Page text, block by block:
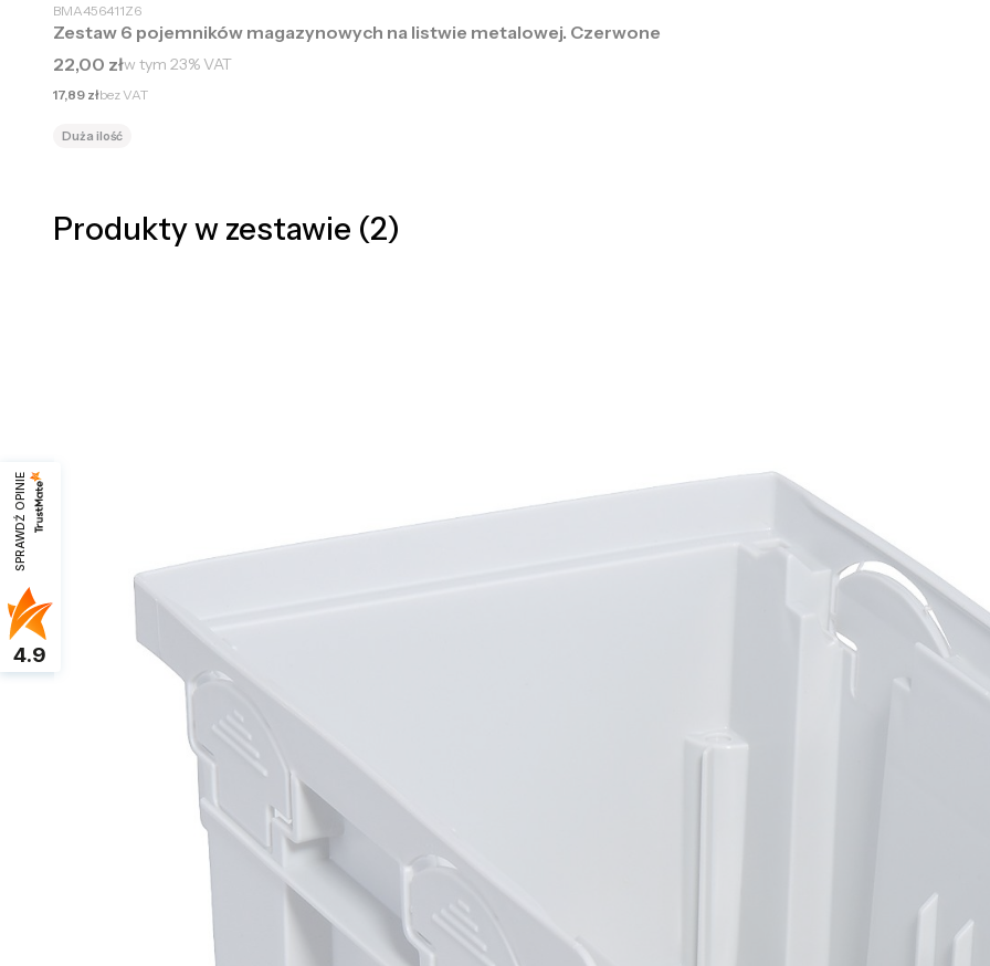
BMA456411Z6
Zestaw 6 pojemników magazynowych na listwie metalowej. Czerwone
Cena brutto
22,00 złw tym 23%VAT
Cena netto
17,89 złbez VAT
Duża ilość
Produkty w zestawie (2)
SPRAWDŹ OPINIE
4.9